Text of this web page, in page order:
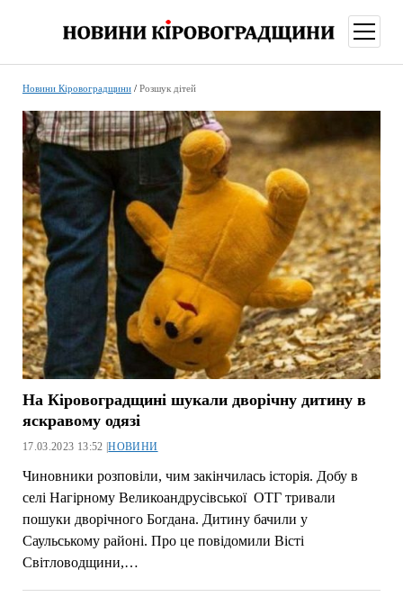
меню
Новини Кіровоградщини/ Розшук дітей
На Кіровоградщині шукали дворічну дитину в
яскравому одязі
17.03.2023 13:52 |НОВИНИ
Чиновники розповіли, чим закінчилась історія. Добу в
селі Нагірному Великоандрусівської ОТГ тривали
пошуки дворічного Богдана. Дитину бачили у
Саульському районі. Про це повідомили Вісті
Світловодщини,…